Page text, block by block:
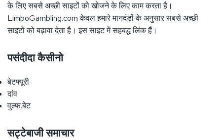
के लिए सबसे अच्छी साइटों को खोजने के लिए काम करता है।
LimboGambling.com केवल हमारे मानदंडों के अनुसार सबसे अच्छी
साइटों को बढ़ावा देता है। इस साइट में सहबद्ध लिंक हैं।
पसंदीदा कैसीनो
बेटफ्यूरी
दांव
वुल्फ.बेट
सट्टेबाजी समाचार